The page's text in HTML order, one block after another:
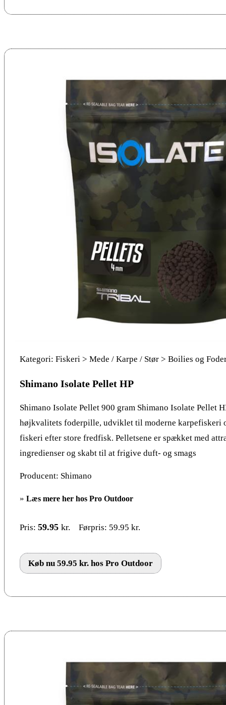
Kategori: Fiskeri > Mede / Karpe / Stør > Boilies og
Shimano Isolate Pellet HP
Shimano Isolate Pellet 900 gram Shimano Isolate Pellet
højkvalitets foderpille, udviklet til moderne karpefiskeri
fiskeri efter store fredfisk. Pelletsene er spækket med
ingredienser og skabt til at frigive duft- og smags
Producent: Shimano
» Læs mere her hos Pro Outdoor
Pris: 59.95 kr. Førpris: 59.95 kr.
Køb nu 59.95 kr. hos Pro Outdoor